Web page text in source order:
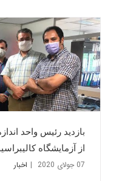
بازدید رئیس واحد
از آزمایشگاه
07 جولای 2020 | اخبار